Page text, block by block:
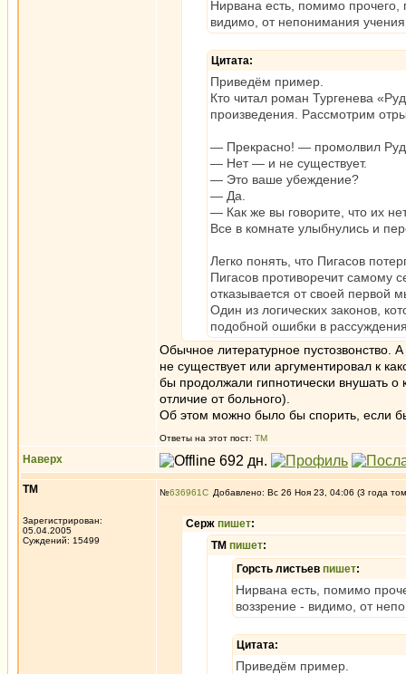
Нирвана есть, помимо
видимо, от непонимания
Цитата:
Приведём пример.
Кто читал роман Тургенева
произведения. Рассмотрим
— Прекрасно! — промолвил
— Нет — и не существует.
— Это ваше убеждение?
— Да.
— Как же вы говорите, что их
Все в комнате улыбнулись и
Легко понять, что Пигасов
Пигасов противоречит самому
отказывается от своей первой
Один из логических законов,
подобной ошибки в
Обычное литературное пустозвонство.
не существует или аргументировал к
бы продолжали гипнотически внушать
отличие от больного).
Об этом можно было бы спорить, если
Ответы на этот пост: ТМ
Наверх
ТМ
Зарегистрирован:
05.04.2005
Суждений: 15499
№636961 Добавлено: Вс 26 Ноя 23, 04:06 (3 года
Серж пишет:
ТМ пишет:
Горсть листьев пишет:
Нирвана есть, помимо
воззрение - видимо, от
Цитата:
Приведём пример.